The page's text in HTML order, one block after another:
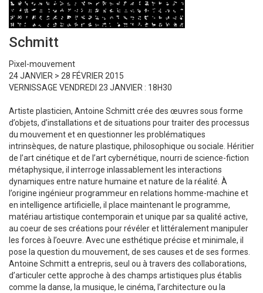
Schmitt
Pixel-mouvement
24 JANVIER > 28 FÉVRIER 2015
VERNISSAGE VENDREDI 23 JANVIER : 18H30
Artiste plasticien, Antoine Schmitt crée des œuvres sous forme
d’objets, d’installations et de situations pour traiter des processus
du mouvement et en questionner les problématiques
intrinsèques, de nature plastique, philosophique ou sociale. Héritier
de l’art cinétique et de l’art cybernétique, nourri de science-fiction
métaphysique, il interroge inlassablement les interactions
dynamiques entre nature humaine et nature de la réalité. À
l’origine ingénieur programmeur en relations homme-machine et
en intelligence artificielle, il place maintenant le programme,
matériau artistique contemporain et unique par sa qualité active,
au coeur de ses créations pour révéler et littéralement manipuler
les forces à l’oeuvre. Avec une esthétique précise et minimale, il
pose la question du mouvement, de ses causes et de ses formes.
Antoine Schmitt a entrepris, seul ou à travers des collaborations,
d’articuler cette approche à des champs artistiques plus établis
comme la danse, la musique, le cinéma, l’architecture ou la